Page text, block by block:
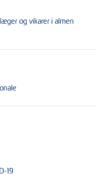
og vikarer i almen
19